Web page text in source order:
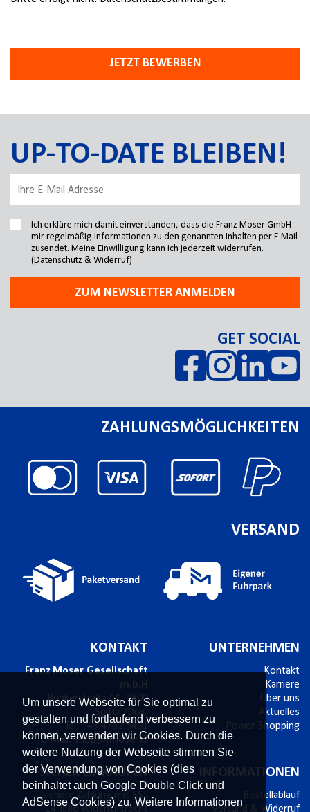
Um unsere Webseite für Sie optimal zu
gestalten und fortlaufend verbessern zu
können, verwenden wir Cookies. Durch die
weitere Nutzung der Webseite stimmen Sie
der Verwendung von Cookies (dies
beinhaltet auch Google Double Click und
AdSense Cookies) zu. Weitere Informationen
JETZT BEWERBEN
UP-TO-DATE BLEIBEN!
Ich erkläre mich damit einverstanden, dass die Franz Moser GmbH
mir regelmäßig Informationen zu den genannten Inhalten per E-Mail
zusendet. Meine Einwilligung kann ich jederzeit widerrufen.
(Datenschutz & Widerruf)
ZUM NEWSLETTER ANMELDEN
GET SOCIAL
ZAHLUNGSMÖGLICHKEITEN
VERSAND
KONTAKT
Franz Moser Gesellschaft
m.b.H
Bünkerstraße 44,9800
Spittal/Drau
Tel. +43 4762 5401
E-Mail: shop@fmoser.at
UNTERNEHMEN
Kontakt
Karriere
Über uns
Aktuelles
Power-Shopping
SICHER EINKAUFEN
sichere Zahlung mit SSL
14 Tage Widerrufsrecht
INFORMATIONEN
Bestellablauf
Versand & Widerruf